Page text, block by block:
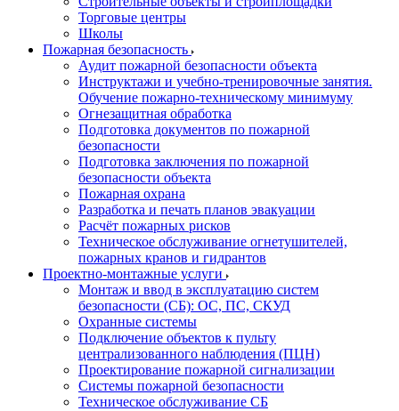
Торговые центры
Школы
Пожарная безопасность
Аудит пожарной безопасности объекта
Инструктажи и учебно-тренировочные занятия.
Обучение пожарно-техническому минимуму
Огнезащитная обработка
Подготовка документов по пожарной
безопасности
Подготовка заключения по пожарной
безопасности объекта
Пожарная охрана
Разработка и печать планов эвакуации
Расчёт пожарных рисков
Техническое обслуживание огнетушителей,
пожарных кранов и гидрантов
Проектно-монтажные услуги
Монтаж и ввод в эксплуатацию систем
безопасности (СБ): ОС, ПС, СКУД
Охранные системы
Подключение объектов к пульту
централизованного наблюдения (ПЦН)
Проектирование пожарной сигнализации
Системы пожарной безопасности
Техническое обслуживание СБ